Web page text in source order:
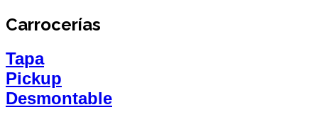
Carrocerías
Tapa
Pickup
Desmontable